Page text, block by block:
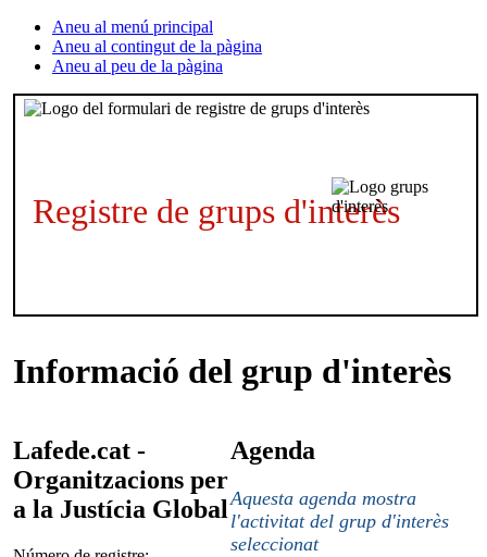
Aneu al menú principal
Aneu al contingut de la pàgina
Aneu al peu de la pàgina
Registre de grups d'interès
Informació del grup d'interès
Lafede.cat -
Organitzacions per
a la Justícia Global
Agenda
Aquesta agenda mostra
l'activitat del grup d'interès
seleccionat